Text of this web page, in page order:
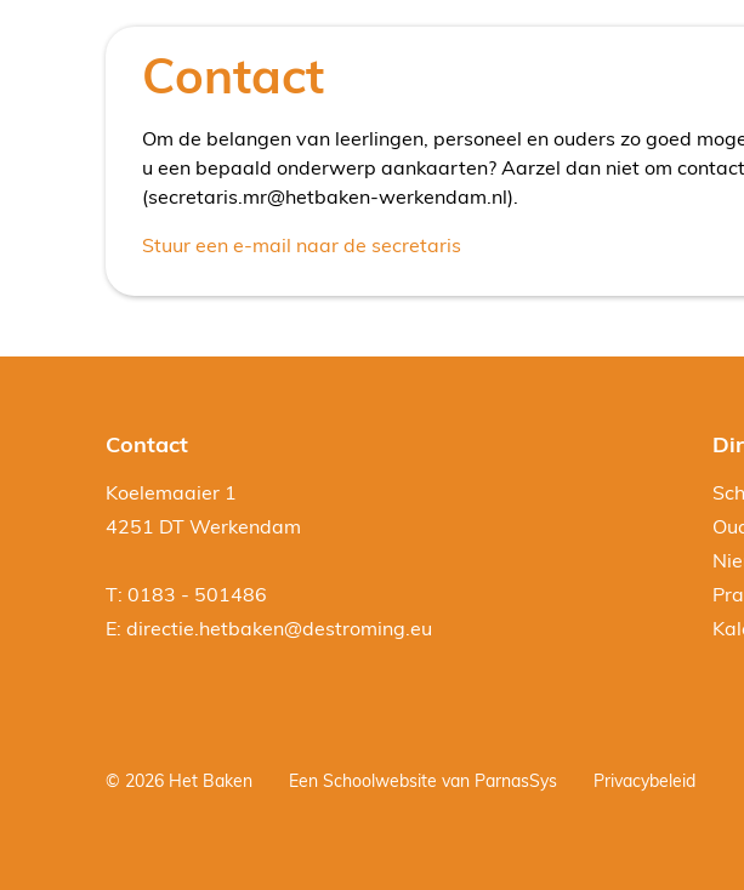
Contact
Om de belangen van leerlingen, personeel en ouders zo goed
u een bepaald onderwerp aankaarten? Aarzel dan niet om
(secretaris.mr@hetbaken-werkendam.nl).
Stuur een e-mail naar de secretaris
Contact
Koelemaaier 1
4251 DT Werkendam
T: 0183 - 501486
E: directie.hetbaken@destroming.eu
© 2026 Het Baken Een Schoolwebsite van ParnasSys Privacybeleid